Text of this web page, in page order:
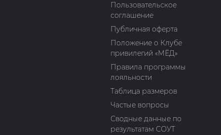
Пользовательское
соглашение
Публичная оферта
Положение о Клубе
привилегий «МЁД»
Правила программы
лояльности
Таблица размеров
Частые вопросы
Сводные данные по
результатам СОУТ